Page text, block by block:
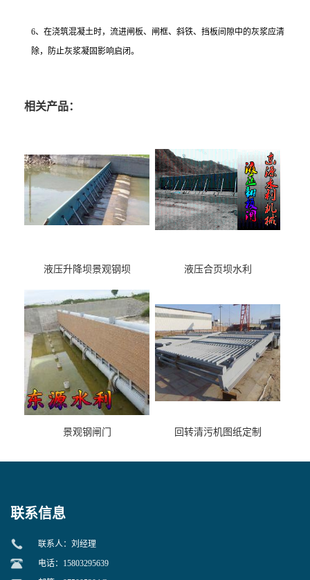
6、在浇筑混凝土时，流进闸板、闸框、斜铁、挡板间隙中的灰浆应清
除，防止灰浆凝固影响启闭。
相关产品：
液压升降坝景观钢坝 液压合页坝水利
景观钢闸门 回转清污机图纸定制
联系信息
联系人：刘经理
电话：15803295639